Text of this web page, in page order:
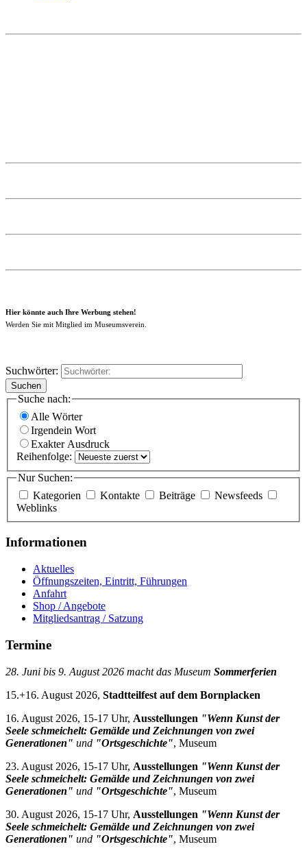
Hier könnte auch Ihre Werbung stehen!
Werden Sie mit Mitglied im Museumsverein.
Suchwörter:
Suchen
Suche nach:
Alle Wörter
Irgendein Wort
Exakter Ausdruck
Reihenfolge:
Nur Suchen:
Kategorien
Kontakte Beiträge
Newsfeeds
Weblinks
Informationen
Aktuelles
Öffnungszeiten, Eintritt, Führungen
Anfahrt
Shop / Angebote
Mitgliedsantrag / Satzung
Termine
28. Juni bis 9. August 2026 macht das Museum Sommerferien
15.+16. August 2026, Stadtteilfest auf dem Bornplacken
16. August 2026, 15-17 Uhr, Ausstellungen "Wenn Kunst der
Seele schmeichelt: Gemälde und Zeichnungen von zwei
Generationen" und "Ortsgeschichte", Museum
23. August 2026, 15-17 Uhr, Ausstellungen "Wenn Kunst der
Seele schmeichelt: Gemälde und Zeichnungen von zwei
Generationen" und "Ortsgeschichte", Museum
30. August 2026, 15-17 Uhr, Ausstellungen "Wenn Kunst der
Seele schmeichelt: Gemälde und Zeichnungen von zwei
Generationen" und "Ortsgeschichte", Museum